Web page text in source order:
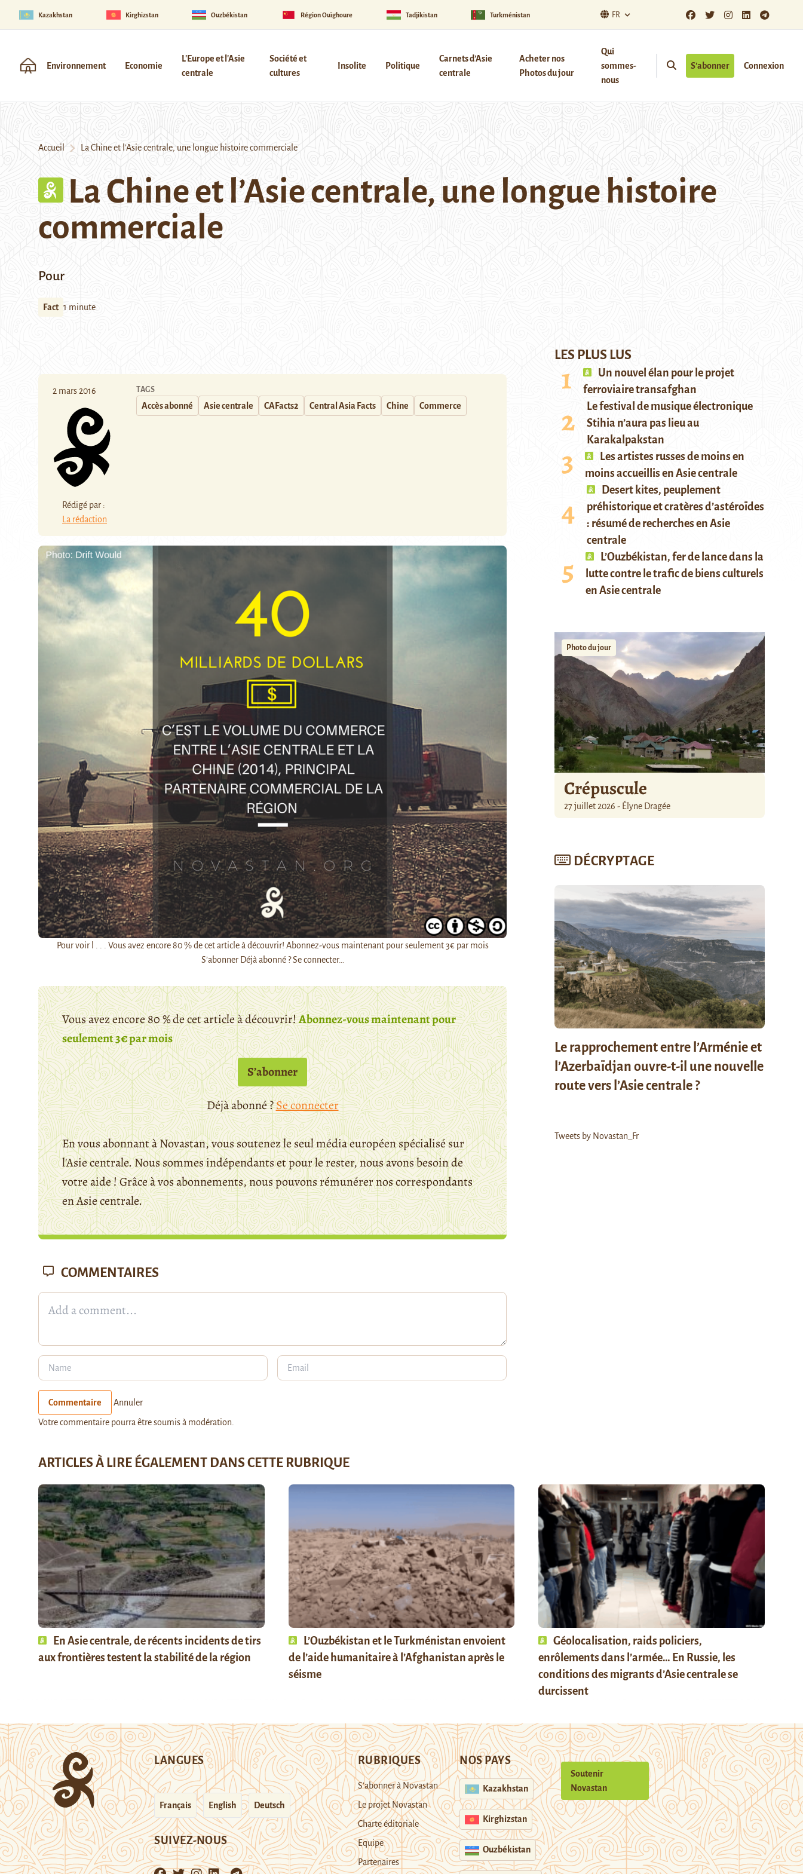
Kazakhstan Kirghizstan Ouzbékistan Région Ouïghoure Tadjikistan Turkménistan FR
Environnement Economie
L'Europe et l'Asie
centrale
Société et
cultures
Insolite Politique
Carnets d’Asie
centrale
Acheter nos
Photos du jour
Qui
sommes-
nous
S’abonner Connexion
Accueil La Chine et l’Asie centrale, une longue histoire commerciale
La Chine et l’Asie centrale, une longue histoire
commerciale
Pour
Fact 1 minute
2 mars 2016
Rédigé par :
La rédaction
TAGS
Accès abonné Asie centrale CAFacts2 Central Asia Facts Chine Commerce
Pour voir l . . . Vous avez encore 80 % de cet article à découvrir! Abonnez-vous maintenant pour seulement 3€ par mois
S’abonner Déjà abonné ? Se connecter…
Vous avez encore 80 % de cet article à découvrir!Abonnez-vous maintenant pour
seulement 3€ par mois
S’abonner
Déjà abonné ?Se connecter
En vous abonnant à Novastan, vous soutenez le seul média européen spécialisé sur
l'Asie centrale. Nous sommes indépendants et pour le rester, nous avons besoin de
votre aide ! Grâce à vos abonnements, nous pouvons rémunérer nos correspondants
en Asie centrale.
LES PLUS LUS
Un nouvel élan pour le projet
ferroviaire transafghan
Le festival de musique électronique
Stihia n’aura pas lieu au
Karakalpakstan
Les artistes russes de moins en
moins accueillis en Asie centrale
Desert kites, peuplement
préhistorique et cratères d’astéroïdes
: résumé de recherches en Asie
centrale
L’Ouzbékistan, fer de lance dans la
lutte contre le trafic de biens culturels
en Asie centrale
Photo du jour
Crépuscule
27 juillet 2026 - Élyne Dragée
DÉCRYPTAGE
Le rapprochement entre l’Arménie et
l’Azerbaïdjan ouvre-t-il une nouvelle
route vers l’Asie centrale ?
Tweets by Novastan_Fr
COMMENTAIRES
Commentaire Annuler
Votre commentaire pourra être soumis à modération.
ARTICLES À LIRE ÉGALEMENT DANS CETTE RUBRIQUE
En Asie centrale, de récents incidents de tirs
aux frontières testent la stabilité de la région
L’Ouzbékistan et le Turkménistan envoient
de l’aide humanitaire à l’Afghanistan après le
séisme
Géolocalisation, raids policiers,
enrôlements dans l’armée… En Russie, les
conditions des migrants d’Asie centrale se
durcissent
LANGUES
Français English Deutsch
SUIVEZ-NOUS
RUBRIQUES
S’abonner à Novastan
Le projet Novastan
Charte éditoriale
Equipe
Partenaires
NOS PAYS
Kazakhstan
Kirghizstan
Ouzbékistan
Soutenir
Novastan